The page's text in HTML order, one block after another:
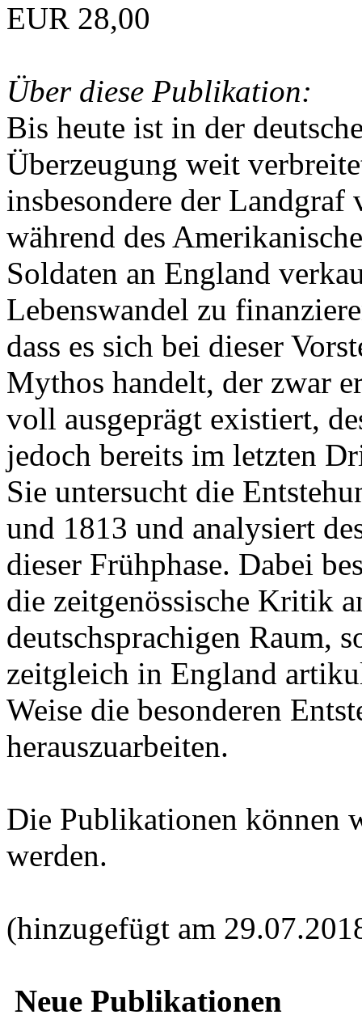
EUR 28,00
Über diese Publikation:
Bis heute ist in der
Überzeugung weit
insbesondere der Landgraf
während des
Soldaten an England
Lebenswandel zu
dass es sich bei dieser
Mythos handelt, der zwar
voll ausgeprägt existiert,
jedoch bereits im letzten
Sie untersucht die
und 1813 und analysiert
dieser Frühphase. Dabei
die zeitgenössische Kritik
deutschsprachigen Raum,
zeitgleich in England
Weise die besonderen
herauszuarbeiten.
Die Publikationen können
werden.
(hinzugefügt am
Neue Publikationen